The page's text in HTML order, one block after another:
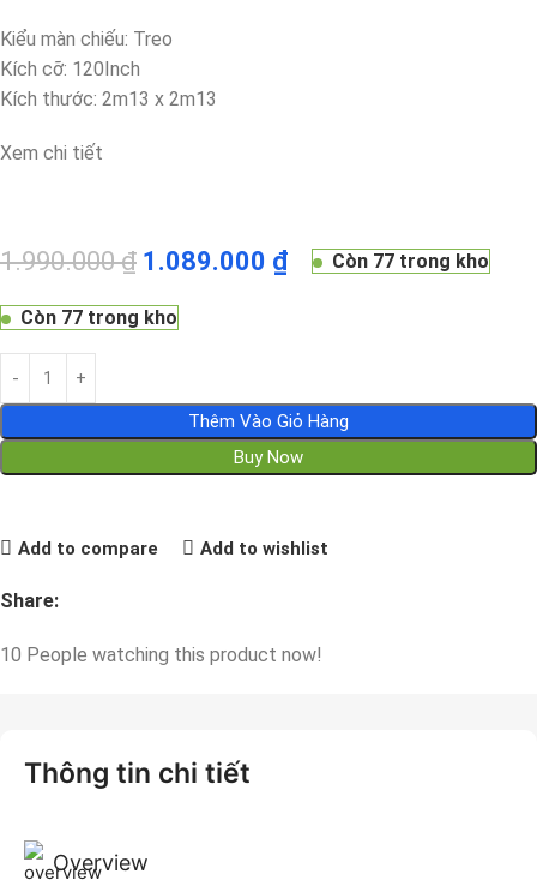
Kiểu màn chiếu: Treo
Kích cỡ: 120Inch
Kích thước: 2m13 x 2m13
Xem chi tiết
1.990.000₫ 1.089.000 ₫ Còn 77 trong kho
Còn 77 trong kho
Thêm Vào Giỏ Hàng
Buy Now
Add to compare Add to wishlist
Share:
10 People watching this product now!
Thông tin chi tiết
Overview